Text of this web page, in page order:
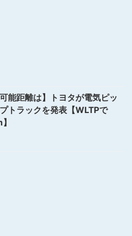
可能距離は】トヨタが電気ピッ
トラックを発表【WLTPで